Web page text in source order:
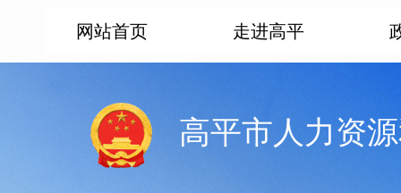
网站首页 走进高平
高平市人力资